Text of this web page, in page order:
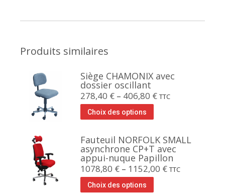
Produits similaires
Siège CHAMONIX avec
dossier oscillant
278,40 € – 406,80 € TTC
Choix des options
Fauteuil NORFOLK SMALL
asynchrone CP+T avec
appui-nuque Papillon
1078,80 € – 1152,00 € TTC
Choix des options